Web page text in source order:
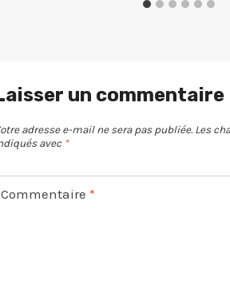
un commentaire
adresse e-mail ne sera pas publiée. Les
avec *
Commentaire *